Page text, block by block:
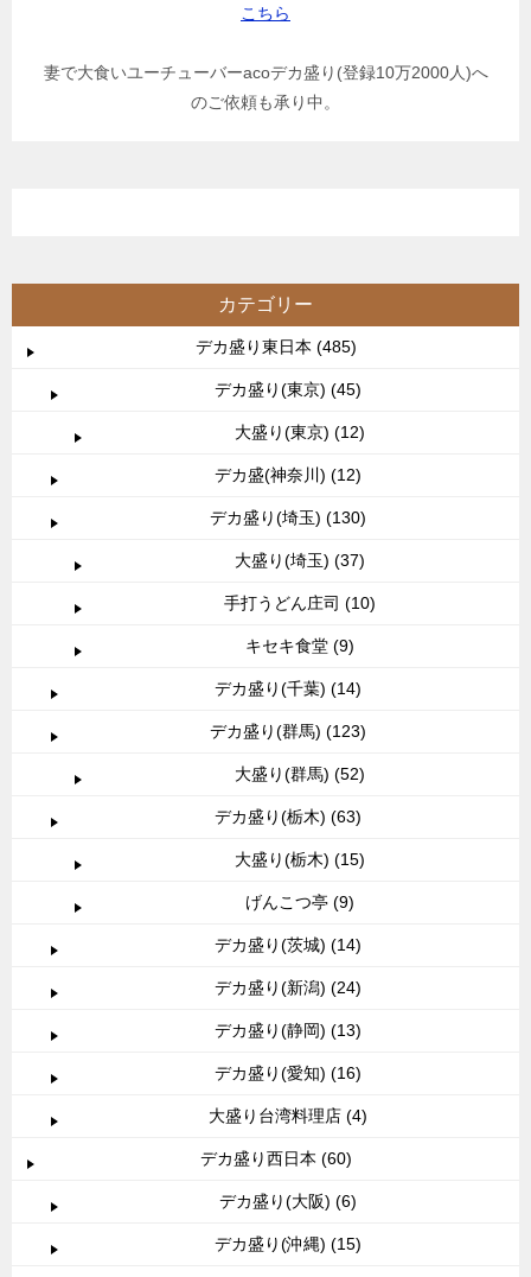
こちら
妻で大食いユーチューバーacoデカ盛り(登録10万2000人)へ
のご依頼も承り中。
カテゴリー
デカ盛り東日本 (485)
デカ盛り(東京) (45)
大盛り(東京) (12)
デカ盛(神奈川) (12)
デカ盛り(埼玉) (130)
大盛り(埼玉) (37)
手打うどん庄司 (10)
キセキ食堂 (9)
デカ盛り(千葉) (14)
デカ盛り(群馬) (123)
大盛り(群馬) (52)
デカ盛り(栃木) (63)
大盛り(栃木) (15)
げんこつ亭 (9)
デカ盛り(茨城) (14)
デカ盛り(新潟) (24)
デカ盛り(静岡) (13)
デカ盛り(愛知) (16)
大盛り台湾料理店 (4)
デカ盛り西日本 (60)
デカ盛り(大阪) (6)
デカ盛り(沖縄) (15)